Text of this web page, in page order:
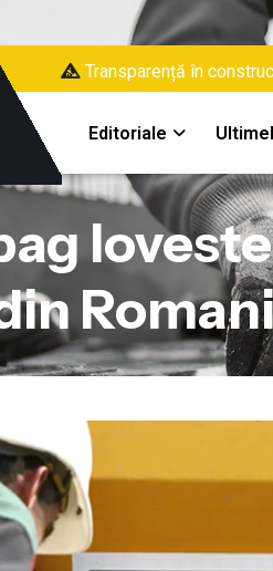
Transparență în
Editoriale